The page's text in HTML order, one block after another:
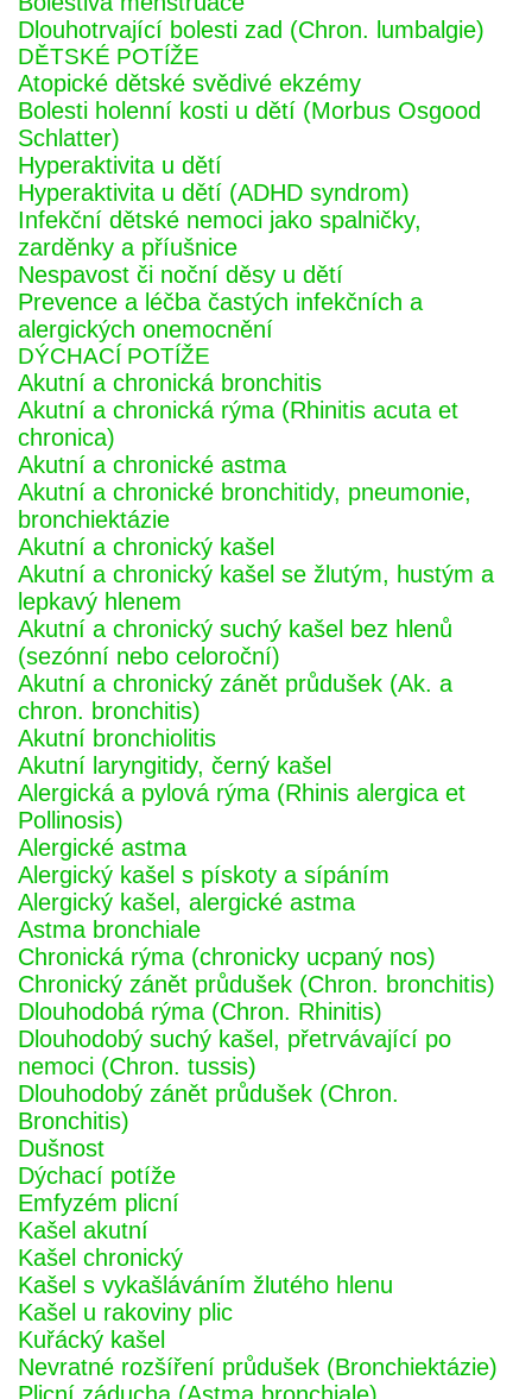
Dlouhotrvající bolesti zad (Chron. lumbalgie)
DĚTSKÉ POTÍŽE
Atopické dětské svědivé ekzémy
Bolesti holenní kosti u dětí (Morbus Osgood
Schlatter)
Hyperaktivita u dětí
Hyperaktivita u dětí (ADHD syndrom)
Infekční dětské nemoci jako spalničky,
zarděnky a příušnice
Nespavost či noční děsy u dětí
Prevence a léčba častých infekčních a
alergických onemocnění
DÝCHACÍ POTÍŽE
Akutní a chronická bronchitis
Akutní a chronická rýma (Rhinitis acuta et
chronica)
Akutní a chronické astma
Akutní a chronické bronchitidy, pneumonie,
bronchiektázie
Akutní a chronický kašel
Akutní a chronický kašel se žlutým, hustým a
lepkavý hlenem
Akutní a chronický suchý kašel bez hlenů
(sezónní nebo celoroční)
Akutní a chronický zánět průdušek (Ak. a
chron. bronchitis)
Akutní bronchiolitis
Akutní laryngitidy, černý kašel
Alergická a pylová rýma (Rhinis alergica et
Pollinosis)
Alergické astma
Alergický kašel s pískoty a sípáním
Alergický kašel, alergické astma
Astma bronchiale
Chronická rýma (chronicky ucpaný nos)
Chronický zánět průdušek (Chron. bronchitis)
Dlouhodobá rýma (Chron. Rhinitis)
Dlouhodobý suchý kašel, přetrvávající po
nemoci (Chron. tussis)
Dlouhodobý zánět průdušek (Chron.
Bronchitis)
Dušnost
Dýchací potíže
Emfyzém plicní
Kašel akutní
Kašel chronický
Kašel s vykašláváním žlutého hlenu
Kašel u rakoviny plic
Kuřácký kašel
Nevratné rozšíření průdušek (Bronchiektázie)